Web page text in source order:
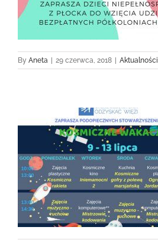
By Aneta 29 czerwca, 2018 Aktualności